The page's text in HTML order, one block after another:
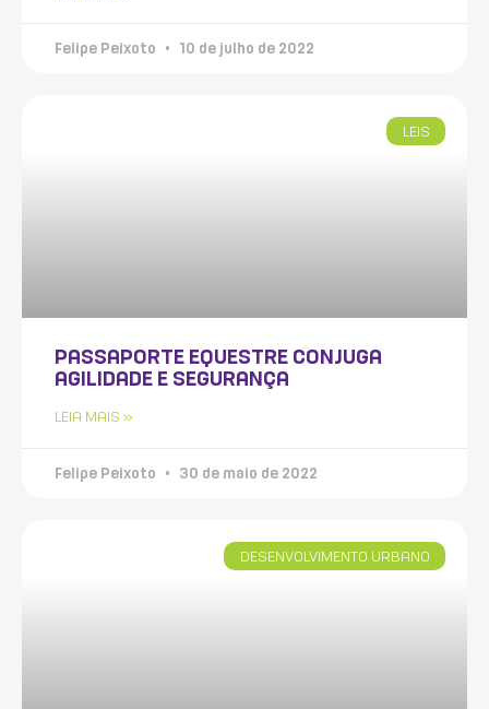
Felipe Peixoto 10 de julho de 2022
LEIS
PASSAPORTE EQUESTRE CONJUGA
AGILIDADE E SEGURANÇA
LEIA MAIS »
Felipe Peixoto 30 de maio de 2022
DESENVOLVIMENTO URBANO